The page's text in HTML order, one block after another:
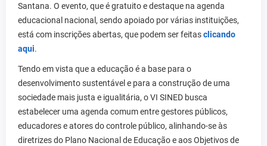
Santana. O evento, que é gratuito e destaque na agenda
educacional nacional, sendo apoiado por várias instituições,
está com inscrições abertas, que podem ser feitasclicando
aqui.
Tendo em vista que a educação é a base para o
desenvolvimento sustentável e para a construção de uma
sociedade mais justa e igualitária, o VI SINED busca
estabelecer uma agenda comum entre gestores públicos,
educadores e atores do controle público, alinhando-se às
diretrizes do Plano Nacional de Educação e aos Objetivos de